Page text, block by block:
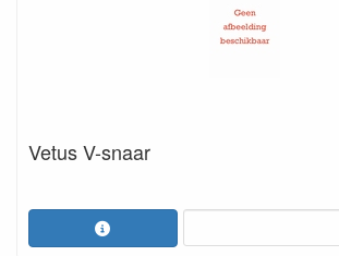
Vetus V-snaar